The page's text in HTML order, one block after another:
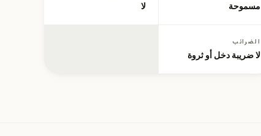
مسموحة لا
الضرائب
لا ضريبة دخل أو ثروة